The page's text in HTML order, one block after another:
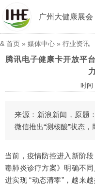
广州大健康展会
& 首页 » 媒体中心 » 行业资讯
腾讯电子健康卡开放平
时间
来源：新浪新闻，原题
微信推出“测核酸”状态，
当前，疫情防控进入新阶
毒肺炎诊疗方案》明确不
进实现 “动态清零”，越来